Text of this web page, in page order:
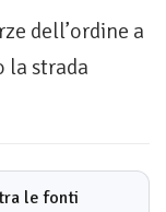
dell’ordine a
la strada
le fonti